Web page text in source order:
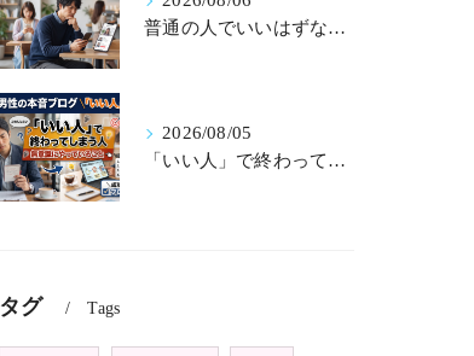
普通の人でいいはずなのに違和感を感じる理由
2026/08/05
「いい人」で終わってしまう人が無意識にやっていること
タグ Tags